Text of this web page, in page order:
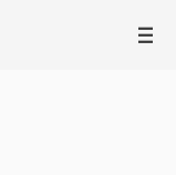
III